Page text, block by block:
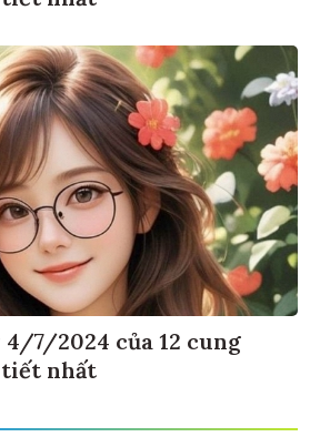
7/2024 của 12 cung
tiết nhất